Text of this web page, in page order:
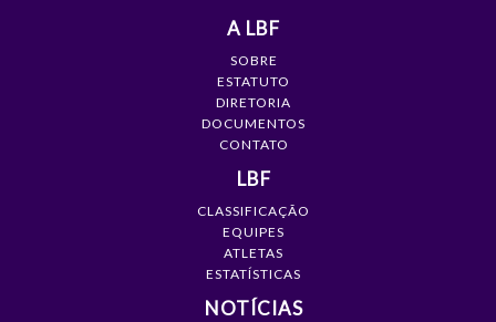
A LBF
SOBRE
ESTATUTO
DIRETORIA
DOCUMENTOS
CONTATO
LBF
CLASSIFICAÇÃO
EQUIPES
ATLETAS
ESTATÍSTICAS
NOTÍCIAS